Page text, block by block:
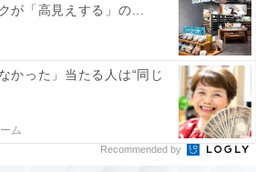
、全国各地の人気ホテルや旅館を
で予約できるイベント。楽天IDを
対象のプランを予約し、実際に宿
泊料金の30～40％が楽天ポイント
に宿泊したい人は、日々更新され
見逃しなく！
が「高見えする」の...
かった」当たる人は“同じ
ム
Recommended by